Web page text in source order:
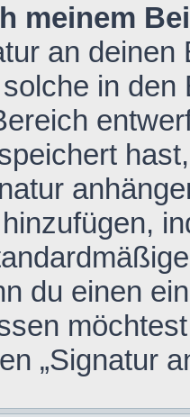
meinem
an
in den
du einen
„Signatur